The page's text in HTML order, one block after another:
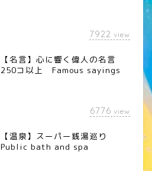
7922 view
【名言】心に響く偉人の名言
250コ以上 Famous sayings
6776 view
【温泉】スーパー銭湯巡り
Public bath and spa